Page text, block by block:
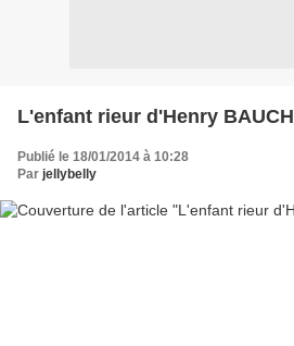
L'enfant rieur d'Henry
Publié le 18/01/2014 à 10:28
Par jellybelly